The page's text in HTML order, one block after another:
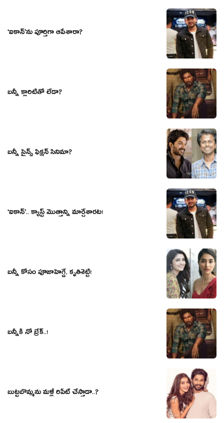
‘ఐకాన్‌’ను పూర్తిగా ఆపేశారా?
బన్నీ క్లారిటీతో లేడా?
బన్నీ సైన్స్ ఫిక్షన్ సినిమా?
‘ఐకాన్’.. క్యాస్ట్ మొత్తాన్ని మార్చేశారట!
బన్నీ కోసం పూజాహెగ్డే, కృతిశెట్టి!
బన్నీకి నో బ్రేక్..!
బుట్టబొమ్మను మళ్లీ రిపీట్ చేస్తాడా..?